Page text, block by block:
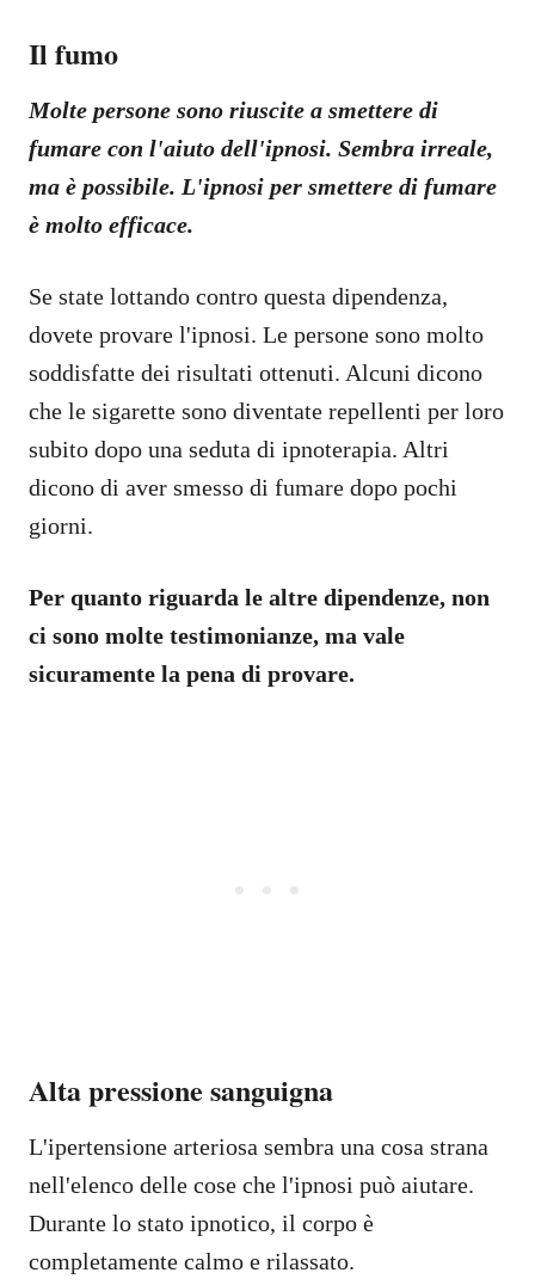
Il fumo
Molte persone sono riuscite a smettere di
fumare con l'aiuto dell'ipnosi. Sembra irreale,
ma è possibile. L'ipnosi per smettere di fumare
è molto efficace.
Se state lottando contro questa dipendenza,
dovete provare l'ipnosi. Le persone sono molto
soddisfatte dei risultati ottenuti. Alcuni dicono
che le sigarette sono diventate repellenti per loro
subito dopo una seduta di ipnoterapia. Altri
dicono di aver smesso di fumare dopo pochi
giorni.
Per quanto riguarda le altre dipendenze, non
ci sono molte testimonianze, ma vale
sicuramente la pena di provare.
Alta pressione sanguigna
L'ipertensione arteriosa sembra una cosa strana
nell'elenco delle cose che l'ipnosi può aiutare.
Durante lo stato ipnotico, il corpo è
completamente calmo e rilassato.